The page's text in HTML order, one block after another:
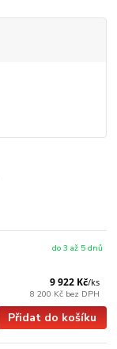
9 922 Kč/ks
8 200 Kč bez DPH
do 3 až 5 dnů
Přidat do košíku